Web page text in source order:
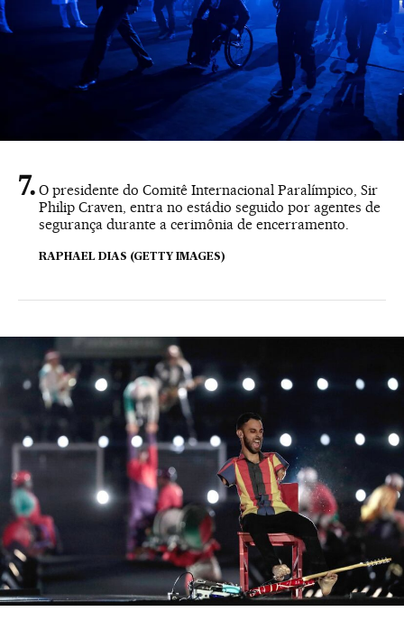
O presidente do Comitê Internacional Paralímpico, Sir
Philip Craven, entra no estádio seguido por agentes de
segurança durante a cerimônia de encerramento.
RAPHAEL DIAS (GETTY IMAGES)